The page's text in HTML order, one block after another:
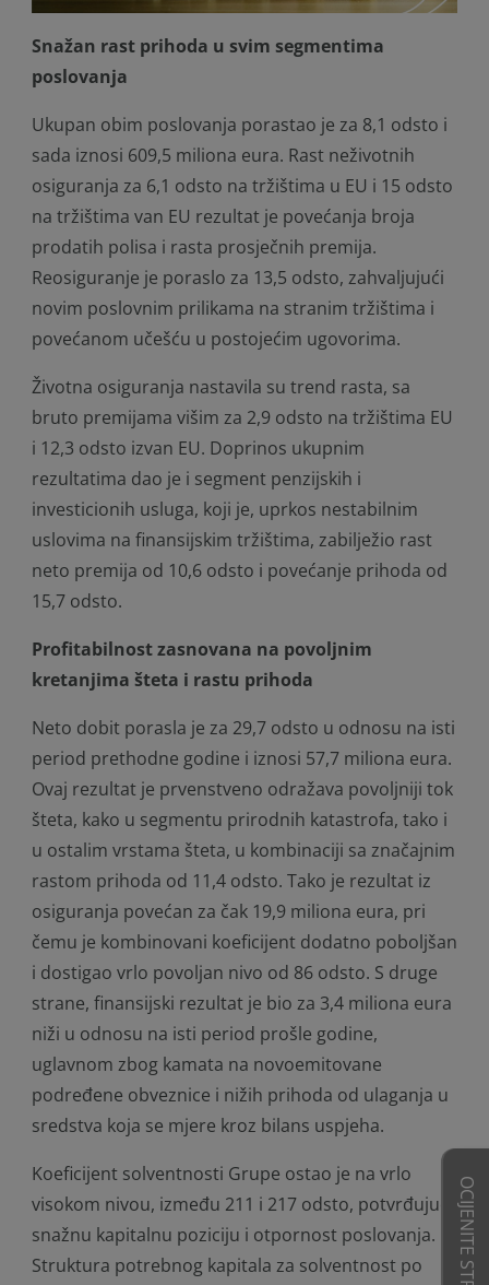
Snažan rast prihoda u svim segmentima
poslovanja
Ukupan obim poslovanja porastao je za 8,1 odsto i
sada iznosi 609,5 miliona eura. Rast neživotnih
osiguranja za 6,1 odsto na tržištima u EU i 15 odsto
na tržištima van EU rezultat je povećanja broja
prodatih polisa i rasta prosječnih premija.
Reosiguranje je poraslo za 13,5 odsto, zahvaljujući
novim poslovnim prilikama na stranim tržištima i
povećanom učešću u postojećim ugovorima.
Životna osiguranja nastavila su trend rasta, sa
bruto premijama višim za 2,9 odsto na tržištima EU
i 12,3 odsto izvan EU. Doprinos ukupnim
rezultatima dao je i segment penzijskih i
investicionih usluga, koji je, uprkos nestabilnim
uslovima na finansijskim tržištima, zabilježio rast
neto premija od 10,6 odsto i povećanje prihoda od
15,7 odsto.
Profitabilnost zasnovana na povoljnim
kretanjima šteta i rastu prihoda
Neto dobit porasla je za 29,7 odsto u odnosu na isti
period prethodne godine i iznosi 57,7 miliona eura.
Ovaj rezultat je prvenstveno odražava povoljniji tok
šteta, kako u segmentu prirodnih katastrofa, tako i
u ostalim vrstama šteta, u kombinaciji sa značajnim
rastom prihoda od 11,4 odsto. Tako je rezultat iz
osiguranja povećan za čak 19,9 miliona eura, pri
čemu je kombinovani koeficijent dodatno poboljšan
i dostigao vrlo povoljan nivo od 86 odsto. S druge
strane, finansijski rezultat je bio za 3,4 miliona eura
niži u odnosu na isti period prošle godine,
uglavnom zbog kamata na novoemitovane
podređene obveznice i nižih prihoda od ulaganja u
sredstva koja se mjere kroz bilans uspjeha.
Koeficijent solventnosti Grupe ostao je na vrlo
visokom nivou, između 211 i 217 odsto, potvrđujući
snažnu kapitalnu poziciju i otpornost poslovanja.
Struktura potrebnog kapitala za solventnost po